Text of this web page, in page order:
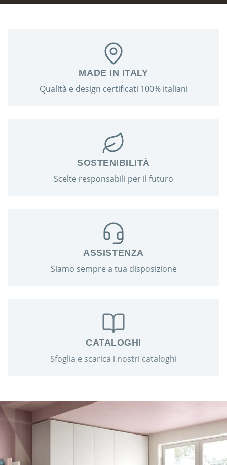
MADE IN ITALY
Qualità e design certificati 100% italiani
SOSTENIBILITÀ
Scelte responsabili per il futuro
ASSISTENZA
Siamo sempre a tua disposizione
CATALOGHI
Sfoglia e scarica i nostri cataloghi